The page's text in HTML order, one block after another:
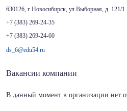
630126, г Новосибирск, ул Выборная, д. 121/1
+7 (383) 269-24-35
+7 (383) 269-24-60
ds_6@edu54.ru
Вакансии компании
В данный момент в организации нет